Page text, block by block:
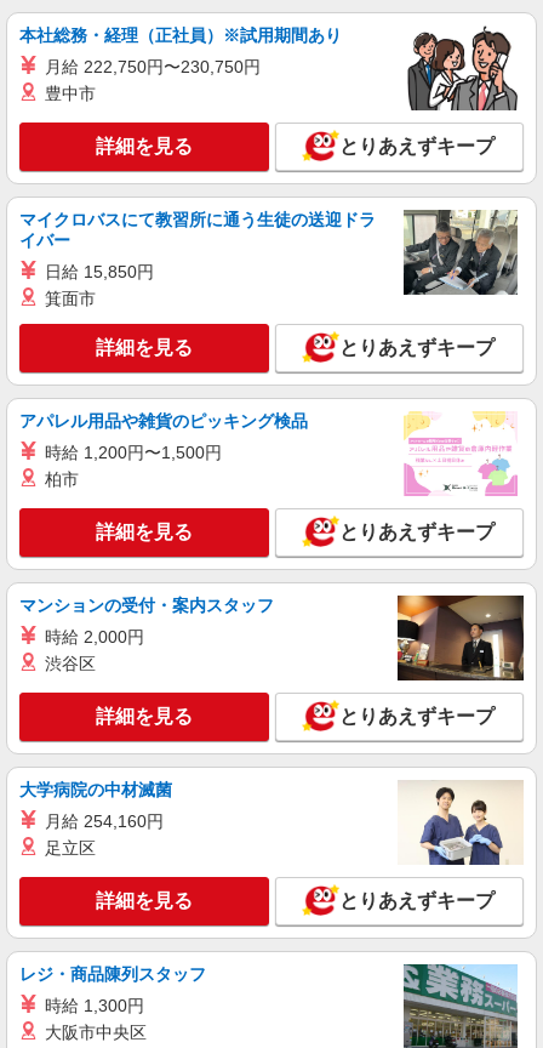
材料投入業務
時給1600円交通費全額支給
滋賀県甲賀市 ＊車・バイク通勤OK
キープ 詳細を見る
派遣社員
株式会社テクノ・サービス/お仕事No/0889959
キープ 詳細を見る
派遣社員
株式会社テクノ・サービス/お仕事No/0847707
時給1200円交通費全額支給
滋賀県甲賀市 ＊車・バイク通勤OK
キープ 詳細を見る
派遣社員
株式会社綜合キャリアオプション（1314VJ0805G61★10-S-T2）
カーパーツの溶接サポート/日払いOK
時給1,400円〜1,750円 ※経験・能力による
※時間外・深夜手当含む 交通費：既定支給
詳細を見る
株式会社テクノ・サービス/お仕事No/0916936
製品の仕上げ作業
時給1500円交通費全額支給
滋賀県甲賀市 ＊車・バイク通勤OK
本社総務・経理（正社員）※試用期間あり
月給 222,750円〜230,750円
豊中市
詳細を見る とりあえずキープ
マイクロバスにて教習所に通う生徒の送迎ドラ
イバー
日給 15,850円
箕面市
詳細を見る とりあえずキープ
アパレル用品や雑貨のピッキング検品
時給 1,200円〜1,500円
柏市
詳細を見る とりあえずキープ
マンションの受付・案内スタッフ
時給 2,000円
渋谷区
詳細を見る とりあえずキープ
大学病院の中材滅菌
月給 254,160円
足立区
詳細を見る とりあえずキープ
レジ・商品陳列スタッフ
時給 1,300円
大阪市中央区